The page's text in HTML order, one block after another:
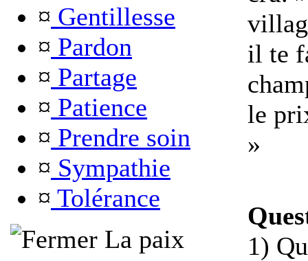
¤ Gentillesse
¤ Pardon
¤ Partage
¤ Patience
¤ Prendre soin
¤ Sympathie
¤ Tolérance
La paix
il te
le
»
1)